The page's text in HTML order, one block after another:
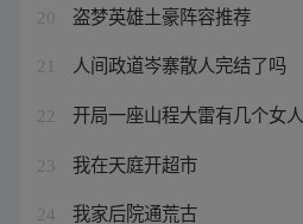
20 盗梦英雄土豪阵容推荐
21 人间政道岑寨散人完结了吗
22 开局一座山程大雷有几个女人
23 我在天庭开超市
24 我家后院通荒古